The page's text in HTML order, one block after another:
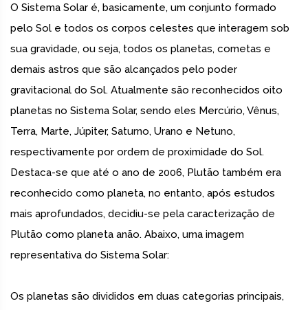
O Sistema Solar é, basicamente, um conjunto formado
pelo Sol e todos os corpos celestes que interagem sob
sua gravidade, ou seja, todos os planetas, cometas e
demais astros que são alcançados pelo poder
gravitacional do Sol. Atualmente são reconhecidos oito
planetas no Sistema Solar, sendo eles Mercúrio, Vênus,
Terra, Marte, Júpiter, Saturno, Urano e Netuno,
respectivamente por ordem de proximidade do Sol.
Destaca-se que até o ano de 2006, Plutão também era
reconhecido como planeta, no entanto, após estudos
mais aprofundados, decidiu-se pela caracterização de
Plutão como planeta anão. Abaixo, uma imagem
representativa do Sistema Solar:
Os planetas são divididos em duas categorias principais,